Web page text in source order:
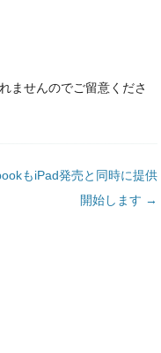
ませんのでご留意くださ
もiPad発売と同時に提供
開始します →